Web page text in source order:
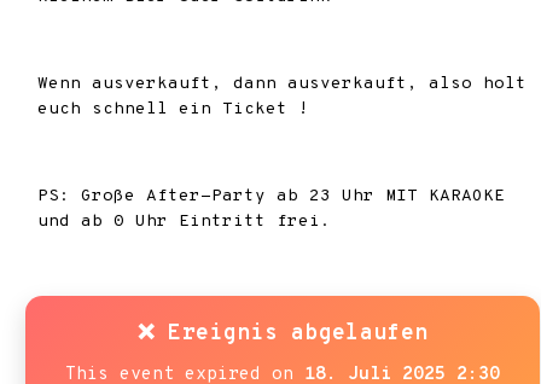
Wenn ausverkauft, dann ausverkauft, also holt
euch schnell ein Ticket !
PS: Große After-Party ab 23 Uhr MIT KARAOKE
und ab 0 Uhr Eintritt frei.
❌ Ereignis abgelaufen
This event expired on 18. Juli 2025 2:30